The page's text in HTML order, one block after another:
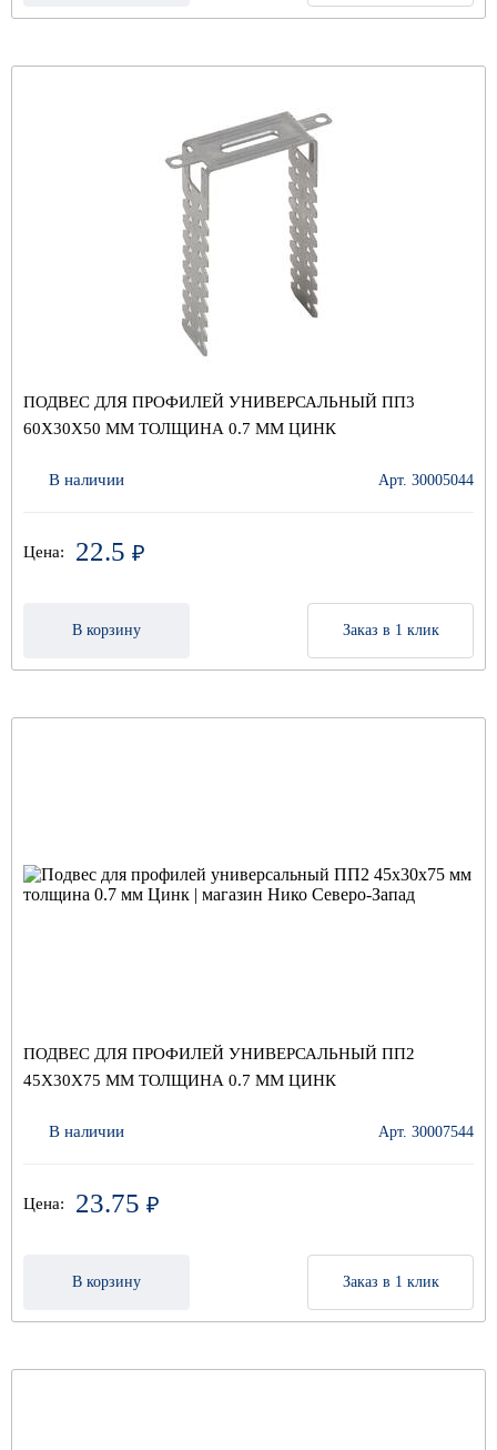
ПОДВЕС ДЛЯ ПРОФИЛЕЙ УНИВЕРСАЛЬНЫЙ ПП3
60Х30Х50 ММ ТОЛЩИНА 0.7 ММ ЦИНК
В наличии Арт. 30005044
Цена: 22.5 ₽
В корзину Заказ в 1 клик
ПОДВЕС ДЛЯ ПРОФИЛЕЙ УНИВЕРСАЛЬНЫЙ ПП2
45Х30Х75 ММ ТОЛЩИНА 0.7 ММ ЦИНК
В наличии Арт. 30007544
Цена: 23.75 ₽
В корзину Заказ в 1 клик